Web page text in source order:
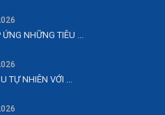
NHỮNG TIÊU ...
TỰ NHIÊN VỚI ...